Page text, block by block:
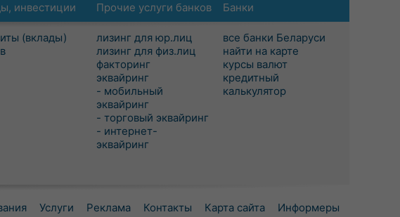
инвестиции
(вклады)
Прочие услуги банков
лизинг для юр.лиц
лизинг для физ.лиц
факторинг
эквайринг
- мобильный
эквайринг
- торговый эквайринг
- интернет-
эквайринг
Банки
все банки Беларуси
найти на карте
курсы валют
кредитный
калькулятор
Услуги Реклама Контакты Карта сайта Информеры